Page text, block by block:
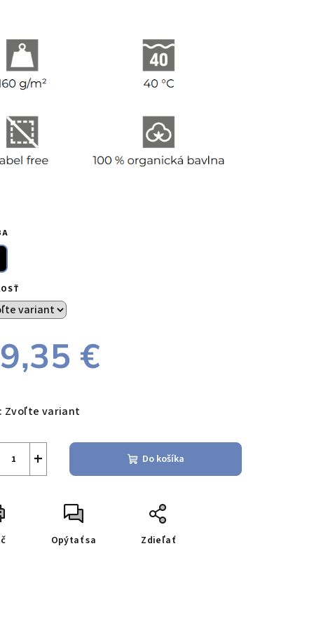
€
Zvoľte variant
+ Do košíka
Opýtať sa Zdieľať